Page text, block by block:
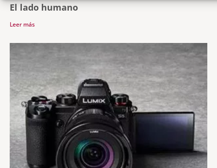
El lado humano
Leer más